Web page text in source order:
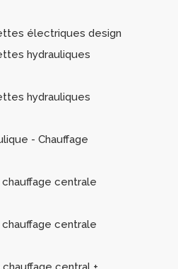
électriques design
hydrauliques
hydrauliques
- Chauffage
centrale
centrale